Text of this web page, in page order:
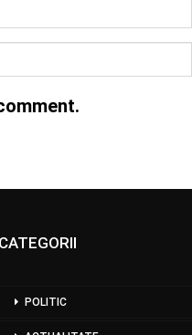
CATEGORII
POLITIC